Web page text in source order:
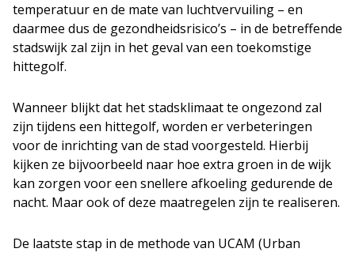
temperatuur en de mate van luchtvervuiling – en
daarmee dus de gezondheidsrisico’s – in de betreffende
stadswijk zal zijn in het geval van een toekomstige
hittegolf.
Wanneer blijkt dat het stadsklimaat te ongezond zal
zijn tijdens een hittegolf, worden er verbeteringen
voor de inrichting van de stad voorgesteld. Hierbij
kijken ze bijvoorbeeld naar hoe extra groen in de wijk
kan zorgen voor een snellere afkoeling gedurende de
nacht. Maar ook of deze maatregelen zijn te realiseren.
De laatste stap in de methode van UCAM (Urban